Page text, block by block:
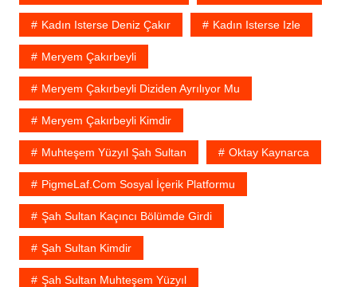
Kadın Isterse Deniz Çakır Kadın Isterse Izle
Meryem Çakırbeyli
Meryem Çakırbeyli Diziden Ayrılıyor Mu
Meryem Çakırbeyli Kimdir
Muhteşem Yüzyıl Şah Sultan Oktay Kaynarca
PigmeLaf.com Sosyal İçerik Platformu
Şah Sultan Kaçıncı Bölümde Girdi
Şah Sultan Kimdir
Şah Sultan Muhteşem Yüzyıl